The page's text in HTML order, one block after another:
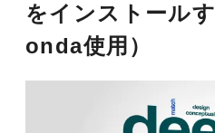
をインストール
onda使用）